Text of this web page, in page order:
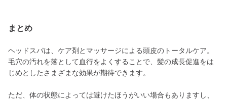
まとめ
ヘッドスパは、ケア剤とマッサージによる頭皮のトータルケア。
毛穴の汚れを落として血行をよくすることで、髪の成長促進をは
じめとしたさまざまな効果が期待できます。
ただ、体の状態によっては避けたほうがいい場合もありますし、